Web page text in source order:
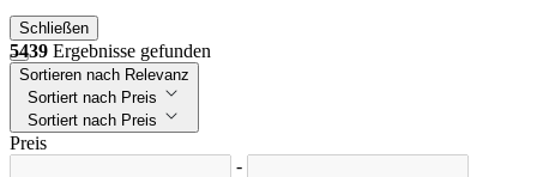
Schließen
5439 Ergebnisse gefunden
Sortieren nach Relevanz
Sortiert nach Preis
Sortiert nach Preis
Preis
-